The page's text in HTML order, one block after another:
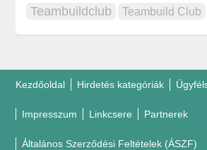
Teambuildclub
Teambuild Club
Kezdőoldal Hirdetés kategóriák
Impresszum Linkcsere Partnerek
Általános Szerződési Feltételek (ÁSZF)